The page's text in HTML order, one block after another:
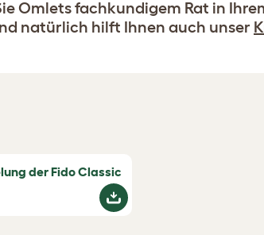
Omlets fachkundigem Rat in
natürlich hilft Ihnen auch unser
der Fido Classic